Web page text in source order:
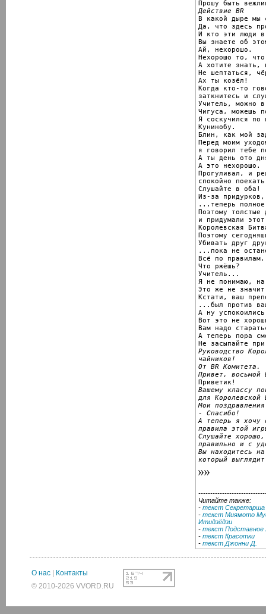
Действие BR
В какой дыре мы
Да, что здесь
И кто эти люди в
Вы знаете об
Ай, нехорошо.
Нехорошо то,
А хотите знать,
Не шептаться,
Ах ты козёл!
Когда кто-то
заткнитесь и
Учитель, можно в
Чигуса, можешь
Я соскучился по
Кунинобу.
Блин, как мой
Перед моим
я говорил тебе
А ты день ото
А это нехорошо.
Прогуливал, и
спокойно
Слушайте в оба!
Из-за
...теперь
Поэтому толстые
и придумали
Королевская
Поэтому
Убивать друг
...пока не
Всё по правилам.
Что ржёшь?
Учитель...
Я не понимаю,
Это же не
Кстати, ваш
...был против
А ну
Вот это не
Вам надо
А теперь пора
Руководство
чайников!
От BR Комитета.
Привет, восьмой
Вашему классу
для
Мои
- Спасибо!
А теперь я хочу
правила этой
Слушайте
правильно и с
Вы находитесь
который выглядит
Читайте также:
- текст Секретарша
- текст Миямото
Итидзёдзи
- текст Подставное
- текст Красотки
- текст Джонни Д.
О нас
Контакты
© 2010-2026 VVORD.RU